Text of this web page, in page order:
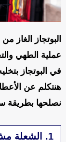
البوتجاز الغاز
عملية الطهي
في البوتجاز
هنتكلم عن
نصلحها بطريقة
1. الشعلة مش بتولع